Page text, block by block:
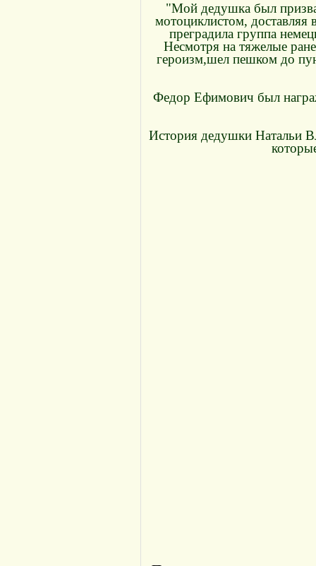
"Мой дедушка был
мотоциклистом,
преградила группа
Несмотря на тяжелые
героизм,шел пешком до
Федор Ефимович был
История дедушки Натальи